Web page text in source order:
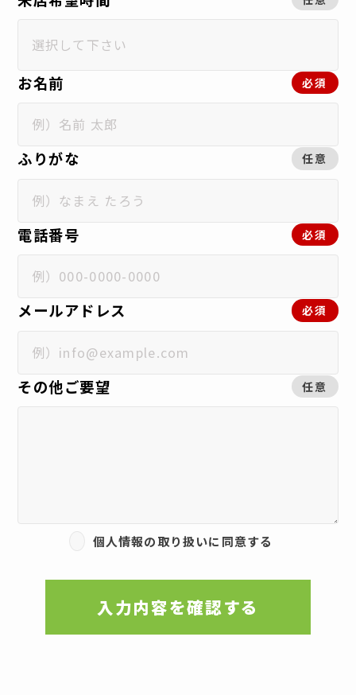
必須
お名前
任意
ふりがな
必須
電話番号
必須
メールアドレス
任意
その他ご要望
個人情報の取り扱いに同意する
入力内容を確認する